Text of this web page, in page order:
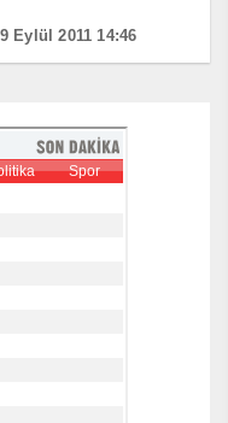
9 Eylül 2011 14:46